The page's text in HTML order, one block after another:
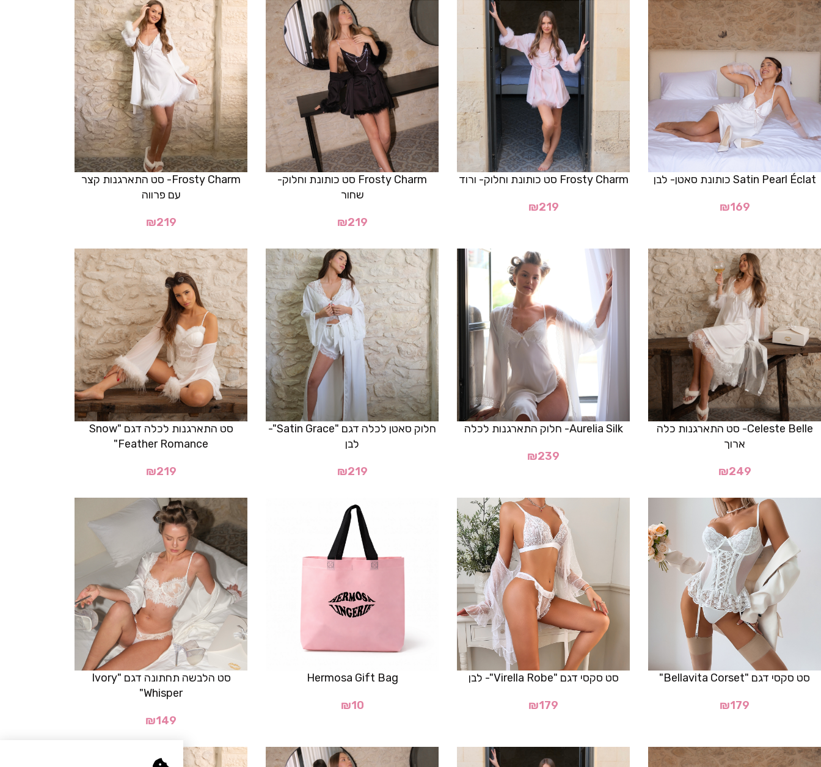
Satin Pearl Éclat כותונת סאטן- לבן
₪169
Frosty Charm סט כותונת וחלוק- ורוד
₪219
Frosty Charm סט כותונת וחלוק-
שחור
₪219
Frosty Charm- סט התארגנות קצר
עם פרווה
₪219
Celeste Belle- סט התארגנות כלה
ארוך
₪249
Aurelia Silk- חלוק התארגנות לכלה
₪239
חלוק סאטן לכלה דגם "Satin Grace"-
לבן
₪219
סט התארגנות לכלה דגם "Snow
Feather Romance"
₪219
סט סקסי דגם "Bellavita Corset"
₪179
סט סקסי דגם "Virella Robe"- לבן
₪179
Hermosa Gift Bag
₪10
סט הלבשה תחתונה דגם "Ivory
Whisper"
₪149